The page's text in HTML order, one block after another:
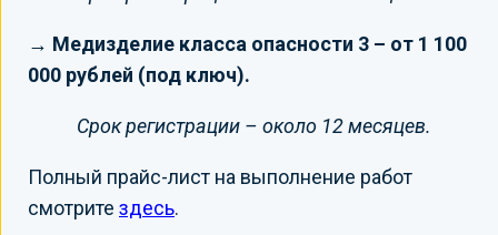
→ Медизделие класса опасности 3 – от 1 100
000 рублей (под ключ).
Срок регистрации – около 12 месяцев.
Полный прайс-лист на выполнение работ
смотрите здесь.